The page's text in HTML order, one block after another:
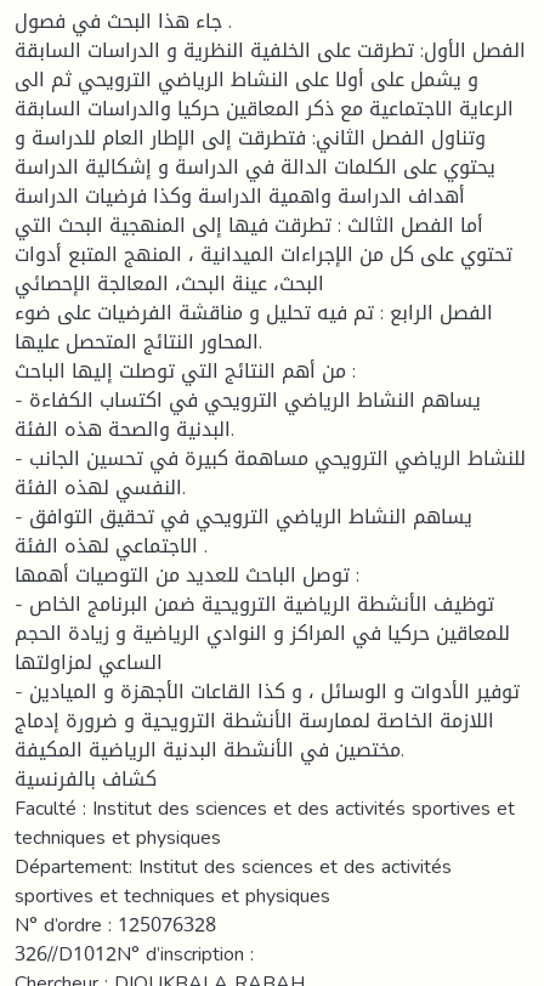
جاء هذا البحث في فصول .
الفصل الأول: تطرقت على الخلفية النظرية و الدراسات السابقة
و يشمل على أولا على النشاط الرياضي الترويحي ثم الى
الرعاية الاجتماعية مع ذكر المعاقين حركيا والدراسات السابقة
وتناول الفصل الثاني: فتطرقت إلى الإطار العام للدراسة و
يحتوي على الكلمات الدالة في الدراسة و إشكالية الدراسة
أهداف الدراسة واهمية الدراسة وكذا فرضيات الدراسة
أما الفصل الثالث : تطرقت فيها إلى المنهجية البحث التي
تحتوي على كل من الإجراءات الميدانية ، المنهج المتبع أدوات
البحث، عينة البحث، المعالجة الإحصائي
الفصل الرابع : تم فيه تحليل و مناقشة الفرضيات على ضوء
المحاور النتائج المتحصل عليها.
من أهم النتائج التي توصلت إليها الباحث :
- يساهم النشاط الرياضي الترويحي في اكتساب الكفاءة
البدنية والصحة هذه الفئة.
- للنشاط الرياضي الترويحي مساهمة كبيرة في تحسين الجانب
النفسي لهذه الفئة.
- يساهم النشاط الرياضي الترويحي في تحقيق التوافق
الاجتماعي لهذه الفئة .
توصل الباحث للعديد من التوصيات أهمها :
- توظيف الأنشطة الرياضية الترويحية ضمن البرنامج الخاص
للمعاقين حركيا في المراكز و النوادي الرياضية و زيادة الحجم
الساعي لمزاولتها
- توفير الأدوات و الوسائل ، و كذا القاعات الأجهزة و الميادين
اللازمة الخاصة لممارسة الأنشطة الترويحية و ضرورة إدماج
مختصين في الأنشطة البدنية الرياضية المكيفة.
كشاف بالفرنسية
Faculté : Institut des sciences et des activités sportives et
techniques et physiques
Département: Institut des sciences et des activités
sportives et techniques et physiques
N° d’ordre : 125076328
326//D1012N° d’inscription :